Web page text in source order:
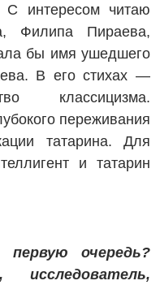
С интересом читаю
Филипа Пираева,
бы имя ушедшего
В его стихах —
классицизма.
переживания
татарина. Для
и татарин
очередь?
исследователь,